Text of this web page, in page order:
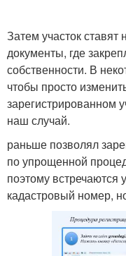
Затем участок ставят
документы, где
собственности. В
чтобы просто
зарегистрированном
наш случай.
раньше позволял
по упрощенной
поэтому встречаются
кадастровый номер,